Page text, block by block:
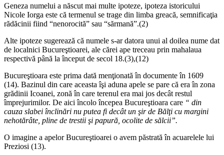
Geneza numelui a născut mai multe ipoteze, ipoteza istoricului
Nicole Iorga este că termenul se trage din limba greacă, semnificaţia
rădăcinii fiind “nenorocită” sau “sărmană”.(2)
Alte ipoteze sugerează că numele s-ar datora unui al doilea nume dat
de localnici Bucureştioarei, ale cărei ape treceau prin mahalaua
respectivă până la început de secol 18.(3),(12)
Bucureştioara este prima dată menţionată în documente în 1609
(14). Bazinul din care aceasta îşi aduna apele se pare că era în zona
grădinii Icoanei, zonă în care terenul era mai jos decât restul
împrejurimilor. De aici încolo începea Bucureştioara care “ din
cauza slabei înclinări nu putea fi decât un şir de Bălţi cu margini
nehotărâte, pline de trestii şi papură, ocolite de sălcii”.
O imagine a apelor Bucureştioarei o avem păstrată în acuarelele lui
Preziosi (13).